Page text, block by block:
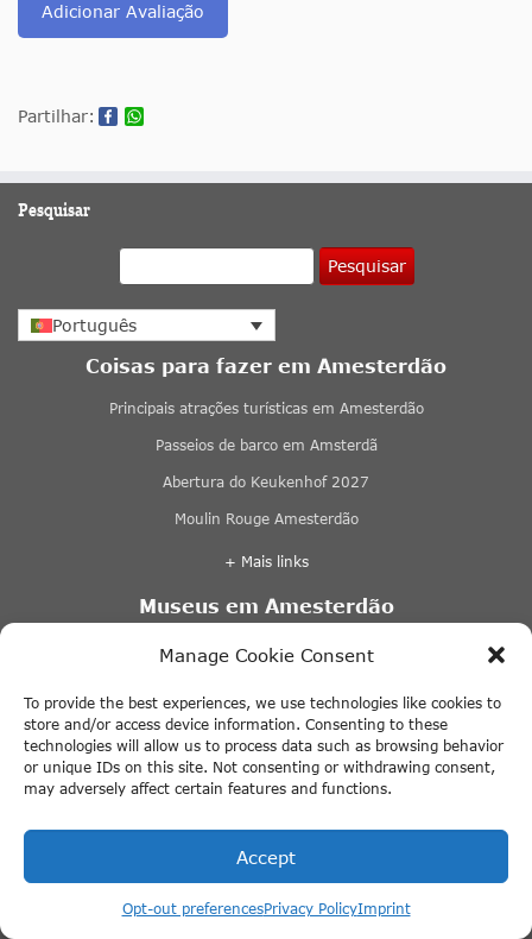
Manage Cookie Consent
To provide the best experiences, we use technologies like cookies to
store and/or access device information. Consenting to these
technologies will allow us to process data such as browsing behavior
or unique IDs on this site. Not consenting or withdrawing consent,
may adversely affect certain features and functions.
Accept
Opt-out preferencesPrivacy PolicyImprint
Adicionar Avaliação
Partilhar:
Pesquisar
Pesquisar
Português
Coisas para fazer em Amesterdão
Principais atrações turísticas em Amesterdão
Passeios de barco em Amsterdã
Abertura do Keukenhof 2027
Moulin Rouge Amesterdão
+ Mais links
Museus em Amesterdão
Casa de Anne Frank
Museu da Resistência Holandesa
Fabrique des Lumières
Locais a visitar e turismo em Amesterdão
Bairro da Luz Vermelha